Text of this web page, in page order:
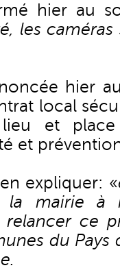
hier au
les
hier
local
et
et
expliquer: «
la mairie à
relancer ce
du Pays